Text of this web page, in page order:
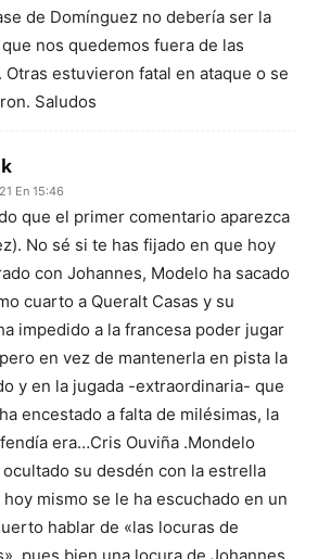
de Domínguez no debería ser la
nos quedemos fuera de las
Otras estuvieron fatal en ataque o se
Saludos
En 15:46
que el primer comentario aparezca
No sé si te has fijado en que hoy
con Johannes, Modelo ha sacado
cuarto a Queralt Casas y su
impedido a la francesa poder jugar
en vez de mantenerla en pista la
y en la jugada -extraordinaria- que
encestado a falta de milésimas, la
era…Cris Ouviña .Mondelo
ocultado su desdén con la estrella
mismo se le ha escuchado en un
hablar de «las locuras de